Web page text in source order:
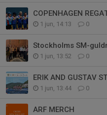
COPENHAGEN
1 jun, 14:13 0
Stockholms SM-
1 jun, 13:52 0
ERIK AND GUSTAV
1 jun, 13:44 0
ARF MERCH